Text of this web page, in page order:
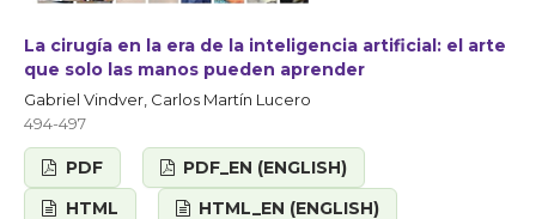
La cirugía en la era de la inteligencia artificial: el arte
que solo las manos pueden aprender
Gabriel Vindver, Carlos Martín Lucero
494-497
PDF
PDF_EN (ENGLISH)
HTML
HTML_EN (ENGLISH)